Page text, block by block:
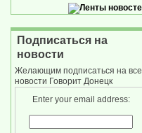
Подписаться на
новости
Желающим подписаться на все
новости Говорит Донецк
Enter your email address: